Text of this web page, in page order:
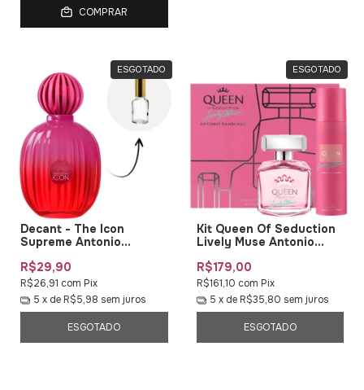
COMPRAR
ESGOTADO
Decant - The Icon
Supreme Antonio
R$29,90
R$26,91 com Pix
5 x de R$5,98 sem juros
ESGOTADO
ESGOTADO
Kit Queen Of Seduction
Lively Muse Antonio
R$179,00
R$161,10 com Pix
5 x de R$35,80 sem juros
ESGOTADO